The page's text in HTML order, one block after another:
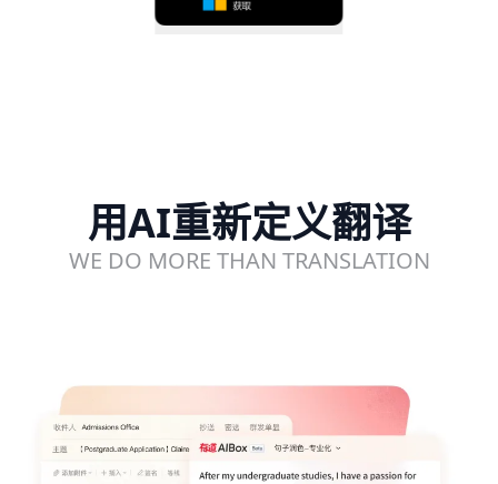
用AI重新定义翻译
WE DO MORE THAN TRANSLATION